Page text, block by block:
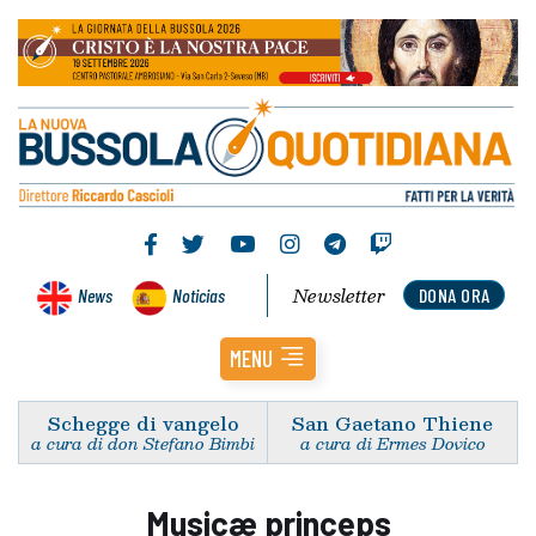
News Noticias DONA ORA
Newsletter
MENU
Schegge di vangelo
a cura di don Stefano Bimbi
San Gaetano Thiene
a cura di Ermes Dovico
Musicæ princeps